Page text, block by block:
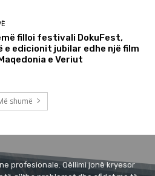
filloi festivali DokuFest,
e edicionit jubilar edhe një film
e Veriut
shumë
profesionale. Qëllimi jonë kryesor